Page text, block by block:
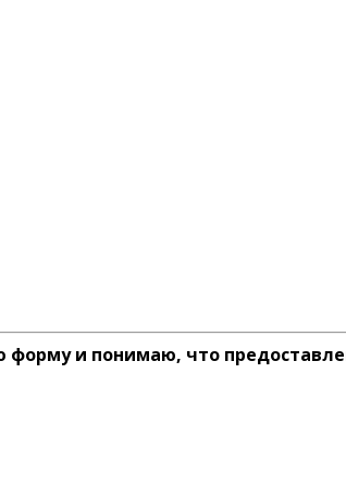
и понимаю, что